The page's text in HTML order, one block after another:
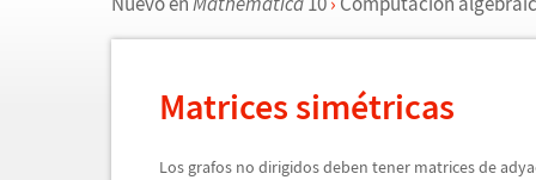
Matrices simétricas
Los grafos no dirigidos deben tener matrices de